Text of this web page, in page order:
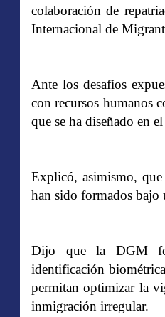
colaboración de
Internacional de
Ante los desafíos
con recursos humanos
que se ha diseñado en
Explicó, asimismo, que
han sido formados bajo
Dijo que la DGM
identificación
permitan optimizar la
inmigración irregular.